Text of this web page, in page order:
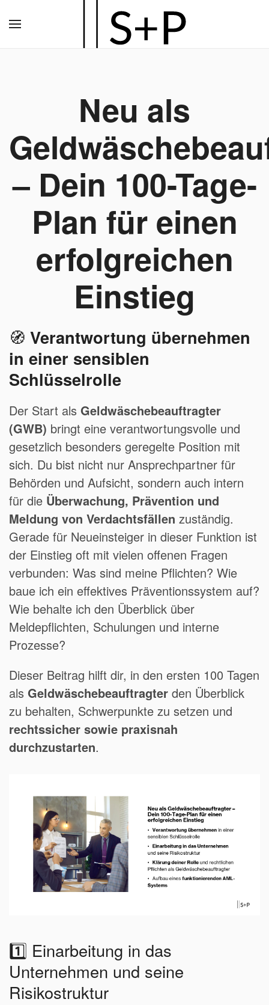
Hauptinhalt
Neu als
– Dein 100-Tage-
Plan für einen
erfolgreichen
Einstieg
🧭 Verantwortung übernehmen
in einer sensiblen
Schlüsselrolle
Der Start als Geldwäschebeauftragter
(GWB) bringt eine verantwortungsvolle und
gesetzlich besonders geregelte Position mit
sich. Du bist nicht nur Ansprechpartner für
Behörden und Aufsicht, sondern auch intern
für die Überwachung, Prävention und
Meldung von Verdachtsfällen zuständig.
Gerade für Neueinsteiger in dieser Funktion ist
der Einstieg oft mit vielen offenen Fragen
verbunden: Was sind meine Pflichten? Wie
baue ich ein effektives Präventionssystem auf?
Wie behalte ich den Überblick über
Meldepflichten, Schulungen und interne
Prozesse?
Dieser Beitrag hilft dir, in den ersten 100 Tagen
als Geldwäschebeauftragter den Überblick
zu behalten, Schwerpunkte zu setzen und
rechtssicher sowie praxisnah
durchzustarten.
1️⃣ Einarbeitung in das
Unternehmen und seine
Risikostruktur